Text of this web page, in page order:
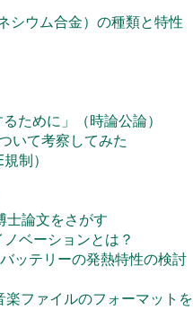
シウム合金）の種類と特性
ために」（時論公論）
いて考察してみた
制）
士論文をさがす
ベーションとは？
ッテリーの発熱特性の検討
楽ファイルのフォーマットを